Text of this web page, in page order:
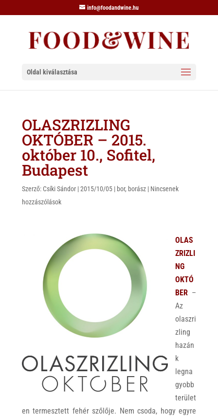
info@foodandwine.hu
Oldal kiválasztása
OLASZRIZLING
OKTÓBER – 2015.
október 10., Sofitel,
Budapest
Szerző: Csíki Sándor|2015/10/05| bor, borász| Nincsenek
hozzászólások
OLAS
ZRIZLI
NG
OKTÓ
BER–
Az
olaszri
zling
hazán
k
legna
gyobb
terület
en termesztett fehér szőlője. Nem csoda, hogy egyre